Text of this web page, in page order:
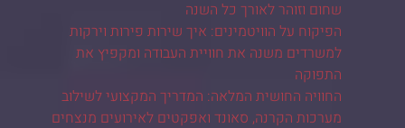
שחום וזוהר לאורך כל השנה
הפיקוח על הוויטמינים: איך שירות פירות וירקות
למשרדים משנה את חוויית העבודה ומקפיץ את
התפוקה
החוויה החושית המלאה: המדריך המקצועי לשילוב
מערכות הקרנה, סאונד ואפקטים לאירועים מנצחים